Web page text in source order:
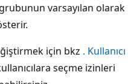
varsayılan olarak
için bkz . Kullanıcı
seçme izinleri